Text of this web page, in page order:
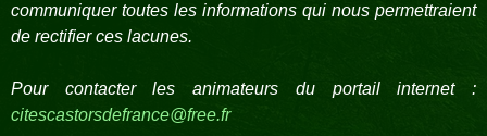
communiquer toutes les informations qui nous permettraient
de rectifier ces lacunes.
Pour contacter les animateurs du portail internet :
citescastorsdefrance@free.fr